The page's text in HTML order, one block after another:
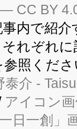
CC BY
事内で紹
れぞれに
照くださ
泰介 -
アイコン
一日一創」